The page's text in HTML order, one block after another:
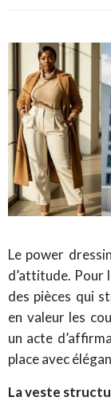
Le power
d’attitude. Pour
des pièces qui
en valeur les
un acte
place avec
La veste